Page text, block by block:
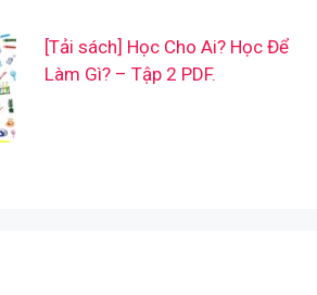
[Tải sách] Học Cho Ai? Học Để
Làm Gì? – Tập 2 PDF.